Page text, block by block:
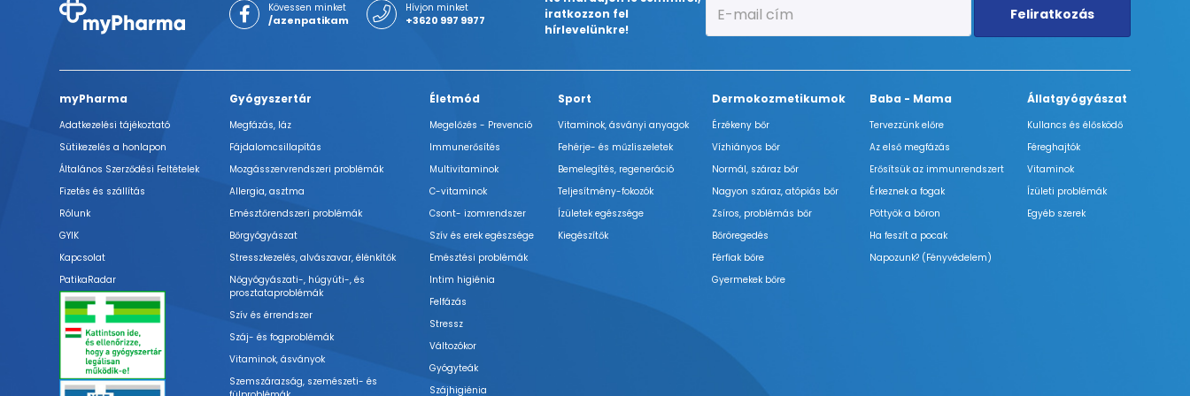
Kövessen minket
/azenpatikam
Hívjon minket
+3620 997 9977
iratkozzon fel
hírlevelünkre!
Feliratkozás
myPharma
Adatkezelési tájékoztató
Sütikezelés a honlapon
Általános Szerződési Feltételek
Fizetés és szállítás
Rólunk
GYIK
Kapcsolat
PatikaRadar
Gyógyszertár
Megfázás, láz
Fájdalomcsillapítás
Mozgásszervrendszeri problémák
Allergia, asztma
Emésztőrendszeri problémák
Bőrgyógyászat
Stresszkezelés, alvászavar, élénkítők
Nőgyógyászati-, húgyúti-, és
prosztataproblémák
Szív és érrendszer
Száj- és fogproblémák
Vitaminok, ásványok
Szemszárazság, szemészeti- és
Életmód
Megelőzés - Prevenció
Immunerősítés
Multivitaminok
C-vitaminok
Csont- izomrendszer
Szív és erek egészsége
Emésztési problémák
Intim higiénia
Felfázás
Stressz
Változókor
Gyógyteák
Szájhigiénia
Sport
Vitaminok, ásványi anyagok
Fehérje- és műzliszeletek
Bemelegítés, regeneráció
Teljesítmény-fokozók
Ízületek egészsége
Kiegészítők
Dermokozmetikumok
Érzékeny bőr
Vízhiányos bőr
Normál, száraz bőr
Nagyon száraz, atópiás bőr
Zsíros, problémás bőr
Bőröregedés
Férfiak bőre
Gyermekek bőre
Baba - Mama
Tervezzünk előre
Az első megfázás
Erősítsük az immunrendszert
Érkeznek a fogak
Pöttyök a bőron
Ha feszít a pocak
Napozunk? (Fényvédelem)
Állatgyógyászat
Kullancs és élősködő
Féreghajtók
Vitaminok
Ízületi problémák
Egyéb szerek